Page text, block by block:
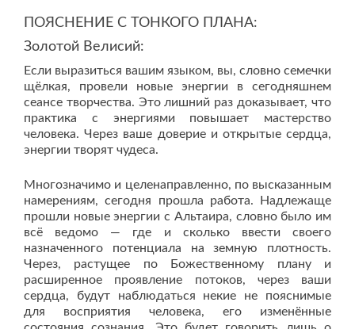
ПОЯСНЕНИЕ С ТОНКОГО ПЛАНА:
Золотой Велисий:
Если выразиться вашим языком, вы, словно семечки
щёлкая, провели новые энергии в сегодняшнем
сеансе творчества. Это лишний раз доказывает, что
практика с энергиями повышает мастерство
человека. Через ваше доверие и открытые сердца,
энергии творят чудеса.
Многозначимо и целенаправленно, по высказанным
намерениям, сегодня прошла работа. Надлежаще
прошли новые энергии с Альтаира, словно было им
всё ведомо — где и сколько ввести своего
назначенного потенциала на земную плотность.
Через, растущее по Божественному плану и
расширенное проявление потоков, через ваши
сердца, будут наблюдаться некие не пояснимые
для восприятия человека, его изменённые